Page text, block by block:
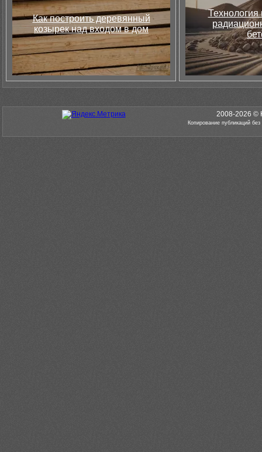
Как построить деревянный
козырек над входом в дом
Технология
2008-2026 ©
Копирование публикаций